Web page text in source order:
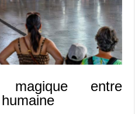
magique entre